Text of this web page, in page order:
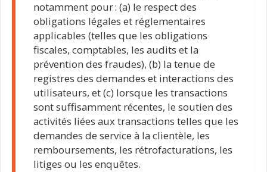
notamment pour : (a) le respect des
obligations légales et réglementaires
applicables (telles que les obligations
fiscales, comptables, les audits et la
prévention des fraudes), (b) la tenue de
registres des demandes et interactions des
utilisateurs, et (c) lorsque les transactions
sont suffisamment récentes, le soutien des
activités liées aux transactions telles que les
demandes de service à la clientèle, les
remboursements, les rétrofacturations, les
litiges ou les enquêtes.